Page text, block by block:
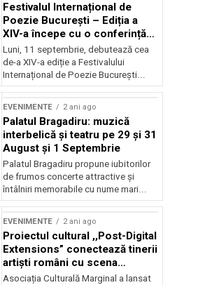
Festivalul Internațional de
Poezie București – Ediția a
XIV-a începe cu o conferință
despre limba română
susținută de Marco Lucchesi
Luni, 11 septembrie, debutează cea
de-a XIV-a ediție a Festivalului
Internațional de Poezie București...
EVENIMENTE 2 ani ago
Palatul Bragadiru: muzică
interbelică şi teatru pe 29 şi 31
August şi 1 Septembrie
Palatul Bragadiru propune iubitorilor
de frumos concerte attractive şi
întâlniri memorabile cu nume mari...
EVENIMENTE 2 ani ago
Proiectul cultural ,,Post-Digital
Extensions” conectează tinerii
artiști români cu scena
internațională
Asociația Culturală Marginal a lansat